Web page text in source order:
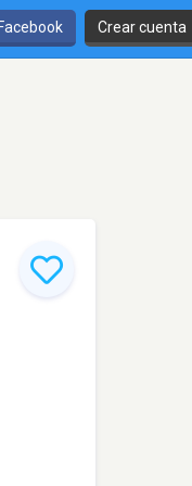
Crear cuenta